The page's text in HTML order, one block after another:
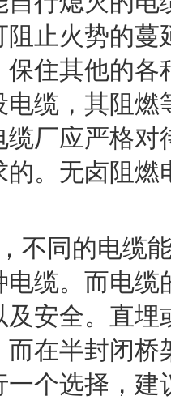
止火势的
保住其他的
缆，其阻
厂应严格
。无卤阻
不同的电缆
缆。而电
及安全。直
在半封闭
个选择，建